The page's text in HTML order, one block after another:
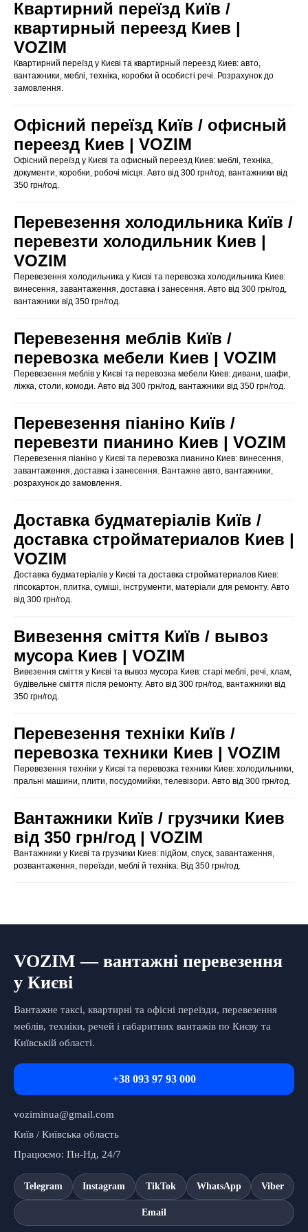
Квартирний переїзд Київ /
квартирный переезд Киев |
VOZIM
Квартирний переїзд у Києві та квартирный переезд Киев: авто,
вантажники, меблі, техніка, коробки й особисті речі. Розрахунок до
замовлення.
Офісний переїзд Київ / офисный
переезд Киев | VOZIM
Офісний переїзд у Києві та офисный переезд Киев: меблі, техніка,
документи, коробки, робочі місця. Авто від 300 грн/год, вантажники від
350 грн/год.
Перевезення холодильника Київ /
перевезти холодильник Киев |
VOZIM
Перевезення холодильника у Києві та перевозка холодильника Киев:
винесення, завантаження, доставка і занесення. Авто від 300 грн/год,
вантажники від 350 грн/год.
Перевезення меблів Київ /
перевозка мебели Киев | VOZIM
Перевезення меблів у Києві та перевозка мебели Киев: дивани, шафи,
ліжка, столи, комоди. Авто від 300 грн/год, вантажники від 350 грн/год.
Перевезення піаніно Київ /
перевезти пианино Киев | VOZIM
Перевезення піаніно у Києві та перевозка пианино Киев: винесення,
завантаження, доставка і занесення. Вантажне авто, вантажники,
розрахунок до замовлення.
Доставка будматеріалів Київ /
доставка стройматериалов Киев |
VOZIM
Доставка будматеріалів у Києві та доставка стройматериалов Киев:
гіпсокартон, плитка, суміші, інструменти, матеріали для ремонту. Авто
від 300 грн/год.
Вивезення сміття Київ / вывоз
мусора Киев | VOZIM
Вивезення сміття у Києві та вывоз мусора Киев: старі меблі, речі, хлам,
будівельне сміття після ремонту. Авто від 300 грн/год, вантажники від
350 грн/год.
Перевезення техніки Київ /
перевозка техники Киев | VOZIM
Перевезення техніки у Києві та перевозка техники Киев: холодильники,
пральні машини, плити, посудомийки, телевізори. Авто від 300 грн/год.
Вантажники Київ / грузчики Киев
від 350 грн/год | VOZIM
Вантажники у Києві та грузчики Киев: підйом, спуск, завантаження,
розвантаження, переїзди, меблі й техніка. Від 350 грн/год.
VOZIM — вантажні перевезення
у Києві
Вантажне таксі, квартирні та офісні переїзди, перевезення
меблів, техніки, речей і габаритних вантажів по Києву та
Київській області.
+38 093 97 93 000
voziminua@gmail.com
Київ / Київська область
Працюємо: Пн-Нд, 24/7
Telegram Instagram TikTok WhatsApp Viber
Email